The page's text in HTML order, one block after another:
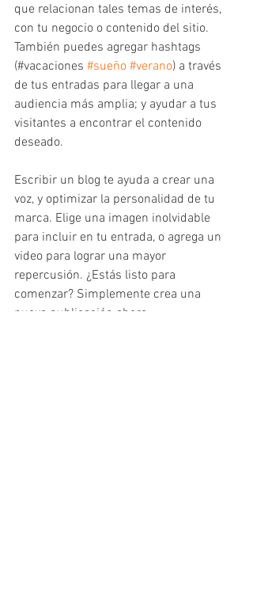
que relacionan tales temas de interés,
con tu negocio o contenido del sitio.
También puedes agregar hashtags
(#vacaciones #sueño #verano) a través
de tus entradas para llegar a una
audiencia más amplia; y ayudar a tus
visitantes a encontrar el contenido
deseado.
Escribir un blog te ayuda a crear una
voz, y optimizar la personalidad de tu
marca. Elige una imagen inolvidable
para incluir en tu entrada, o agrega un
video para lograr una mayor
repercusión. ¿Estás listo para
comenzar? Simplemente crea una
nueva publicación ahora.